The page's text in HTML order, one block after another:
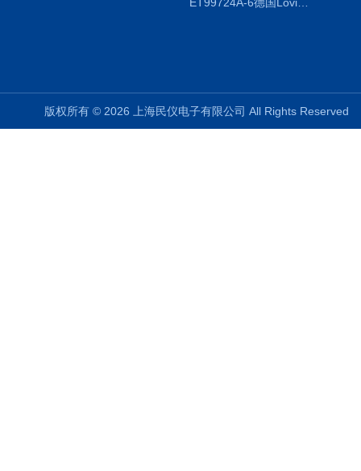
版权所有 © 2026 上海民仪电子有限公司 All Rights